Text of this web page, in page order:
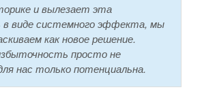
и вылезает эта
виде системного эффекта, мы
как новое решение.
просто не
нас только потенциальна.